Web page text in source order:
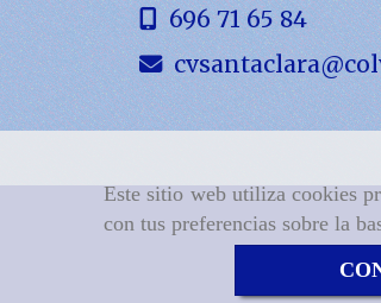
Este sitio web utiliza cookies
con tus preferencias sobre la
696 71 65 84
cvsantaclara